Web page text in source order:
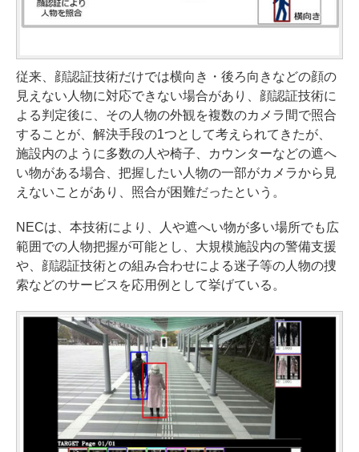
従来、顔認証技術だけでは横向き・後ろ向きなどの顔の
見えない人物に対応できない場合があり、顔認証技術に
よる判定後に、その人物の外観を複数のカメラ間で照合
することが、解決手段の1つとして考えられてきたが、
施設内のように多数の人や椅子、カウンターなどの遮へ
い物がある場合、把握したい人物の一部がカメラから見
えないことがあり、照合が困難だったという。
NECは、本技術により、人や遮へい物が多い場所でも広
範囲での人物把握が可能とし、大規模施設内の警備支援
や、顔認証技術との組み合わせによる迷子等の人物の捜
索などのサービスを応用例として挙げている。